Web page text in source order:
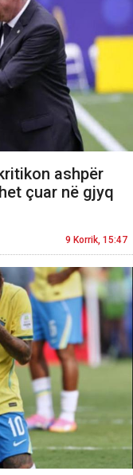
ashpër
çuar në gjyq
9 Korrik, 15:47